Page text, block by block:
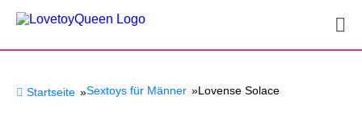
Startseite Sextoys für Männer Lovense Solace